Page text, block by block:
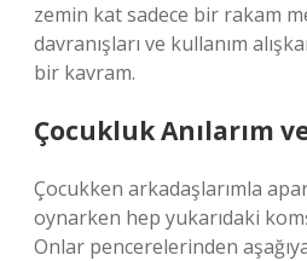
zemin kat sadece bir rakam
davranışları ve kullanım
bir kavram.
Çocukluk Anılarım
Çocukken arkadaşlarımla
oynarken hep yukarıdaki
Onlar pencerelerinden